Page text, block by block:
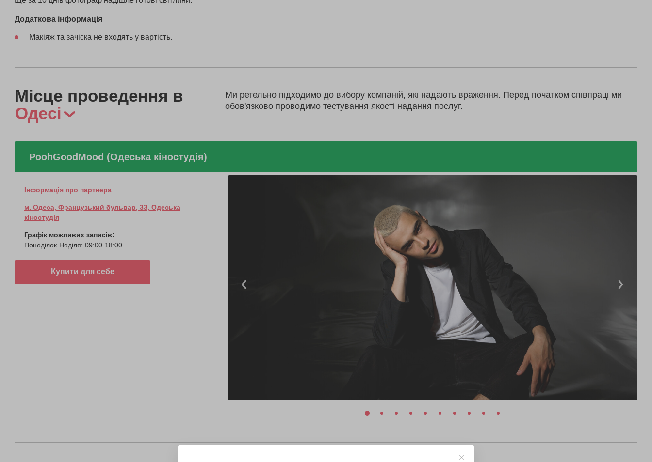
Додаткова інформація
Макіяж та зачіска не входять у вартість.
Місце проведення в
Одесі
Ми ретельно підходимо до вибору компаній, які надають враження. Перед початком співпраці ми
обов'язково проводимо тестування якості надання послуг.
PoohGoodMood (Одеська кіностудія)
Інформація про партнера
м. Одеса, Французький бульвар, 33, Одеська
кіностудія
Графік можливих записів:
Понеділок-Неділя: 09:00-18:00
Купити для себе